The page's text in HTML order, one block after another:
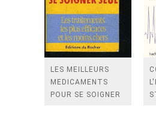
LES MEILLEURS
MEDICAMENTS
POUR SE SOIGNER